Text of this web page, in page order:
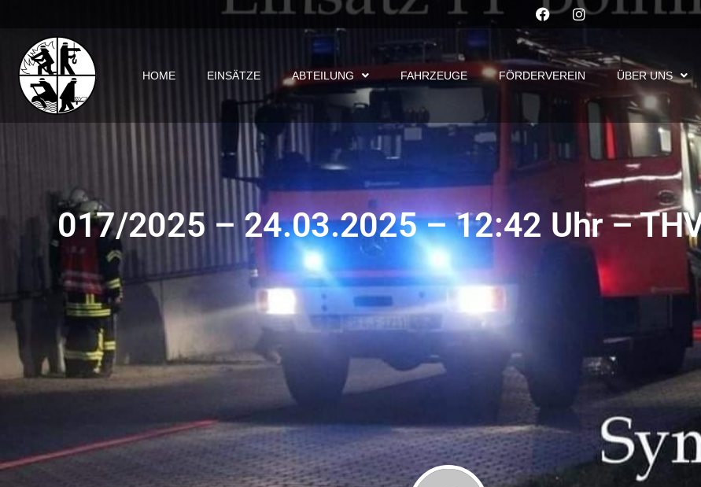
HOME EINSÄTZE ABTEILUNG FAHRZEUGE FÖRDERVEREIN ÜBER UNS
017/2025 – 24.03.2025 – 12:42 Uhr –